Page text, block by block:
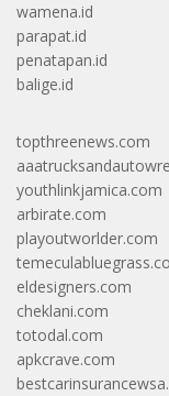
wamena.id
parapat.id
penatapan.id
balige.id
topthreenews.com
youthlinkjamica.com
arbirate.com
playoutworlder.com
eldesigners.com
cheklani.com
totodal.com
apkcrave.com